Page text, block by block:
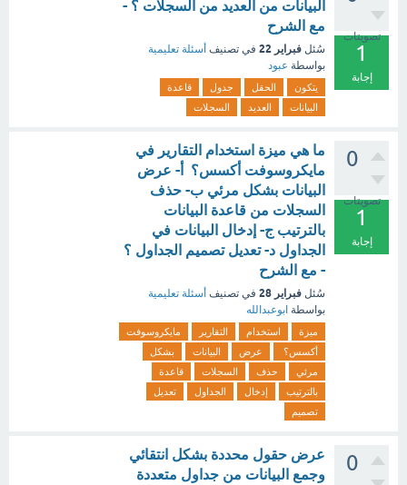
تصويتات
1
إجابة
البيانات من العديد من السجلات ؟ -
مع الشرح
سُئل فبراير 22 في تصنيف أسئلة تعليمية
بواسطة عبود
يتكون الحقل جدول
قاعدة
البيانات
العديد السجلات
0
تصويتات
1
إجابة
ما هي ميزة استخدام التقارير في
مايكروسوفت أكسس؟ أ- عرض
البيانات بشكل مرئي ب- حذف
السجلات من قاعدة البيانات
بالترتيب ج- إدخال البيانات في
الجداول د- تعديل تصميم الجداول ؟
- مع الشرح
سُئل فبراير 28 في تصنيف أسئلة تعليمية
بواسطة ابوعبدالله
ميزة استخدام التقارير
مايكروسوفت
أكسس؟
عرض البيانات
بشكل
مرئي
حذف السجلات
قاعدة
بالترتيب
إدخال الجداول
تعديل
تصميم
0
عرض حقول محددة بشكل انتقائي
وجمع البيانات من جداول متعددة